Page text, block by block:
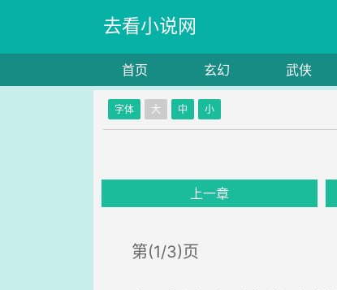
去看小说网
首页 玄幻 武侠
字体 大 中 小
上一章
第(1/3)页